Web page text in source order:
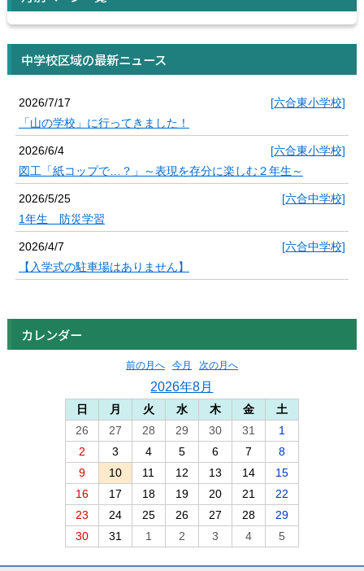
中学校区域の最新ニュース
2026/7/17
[六合東小学校]
「山の学校」に行ってきました！
2026/6/4
[六合東小学校]
図工「紙コップで…？」～表現を存分に楽しむ２年生～
2026/5/25
[六合中学校]
1年生 防災学習
2026/4/7
[六合中学校]
【入学式の駐車場はありません】
カレンダー
前の月へ 今月 次の月へ
2026年8月
日 月 火 水 木 金
土
26
27 28 29 30 31
1
2
3 4 5 6 7
8
9
10 11 12 13 14
15
16
17 18 19 20 21
22
23
24 25 26 27 28
29
30
31 1 2 3 4 5